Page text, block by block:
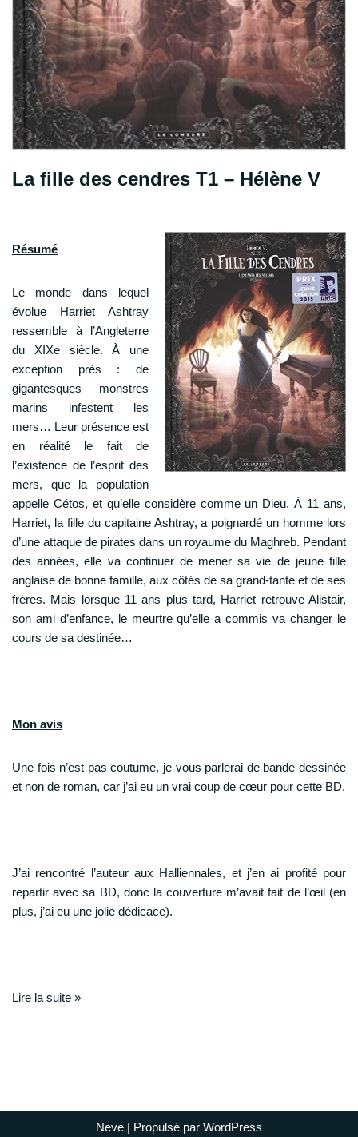
La fille des cendres T1 – Hélène V
Résumé
Le monde dans lequel
évolue Harriet Ashtray
ressemble à l’Angleterre
du XIXe siècle. À une
exception près : de
gigantesques monstres
marins infestent les
mers… Leur présence est
en réalité le fait de
l’existence de l’esprit des
mers, que la population
appelle Cétos, et qu’elle considère comme un Dieu. À 11 ans,
Harriet, la fille du capitaine Ashtray, a poignardé un homme lors
d’une attaque de pirates dans un royaume du Maghreb. Pendant
des années, elle va continuer de mener sa vie de jeune fille
anglaise de bonne famille, aux côtés de sa grand-tante et de ses
frères. Mais lorsque 11 ans plus tard, Harriet retrouve Alistair,
son ami d’enfance, le meurtre qu’elle a commis va changer le
cours de sa destinée…
Mon avis
Une fois n’est pas coutume, je vous parlerai de bande dessinée
et non de roman, car j’ai eu un vrai coup de cœur pour cette BD.
J’ai rencontré l’auteur aux Halliennales, et j’en ai profité pour
repartir avec sa BD, donc la couverture m’avait fait de l’œil (en
plus, j’ai eu une jolie dédicace).
Lire la suite »
Neve | Propulsé par WordPress